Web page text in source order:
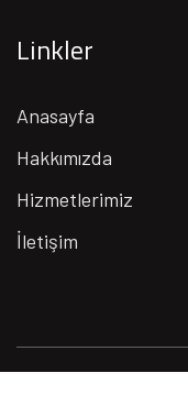
Linkler
Anasayfa
Hakkımızda
Hizmetlerimiz
İletişim